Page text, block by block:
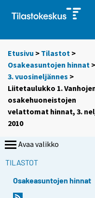
Etusivu > Tilastot >
Osakeasuntojen hinnat >
3. vuosineljännes >
Liitetaulukko 1.
osakehuoneistojen
velattomat hinnat, 3.
2010
Avaa valikko
TILASTOT
Osakeasuntojen hinnat